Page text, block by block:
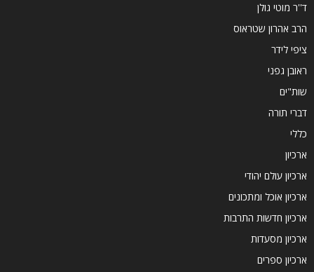
ד''ר מוטי גולן
הרב אהרון שטראוס
ציפי לידר
ראובן גפני
שות"ים
דברי תורה
כללי
ארכיון
ארכיון עולם יהודי
ארכיון אוכל ומתכונים
ארכיון חדשות התרבות
ארכיון מסעדות
ארכיון ספרים